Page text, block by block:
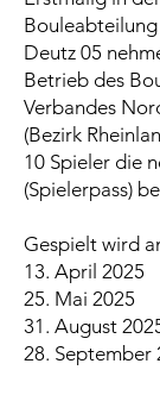
Deutz 05
Betrieb des
Verbandes
(Bezirk
10 Spieler die
(Spielerpass)
Gespielt wird
13. April 2025
25. Mai 2025
31. August
28. September